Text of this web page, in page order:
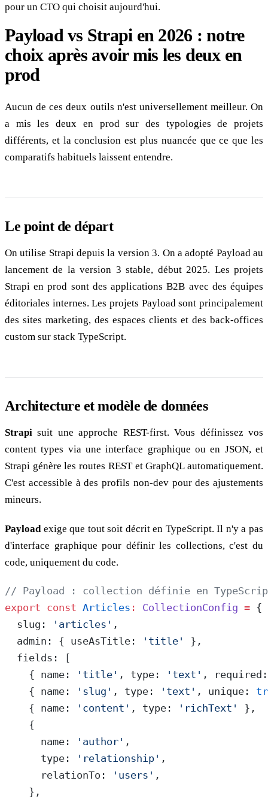
pour un CTO qui choisit aujourd'hui.
Payload vs Strapi en 2026 : notre
choix après avoir mis les deux en
prod
Aucun de ces deux outils n'est universellement meilleur. On
a mis les deux en prod sur des typologies de projets
différents, et la conclusion est plus nuancée que ce que les
comparatifs habituels laissent entendre.
Le point de départ
On utilise Strapi depuis la version 3. On a adopté Payload au
lancement de la version 3 stable, début 2025. Les projets
Strapi en prod sont des applications B2B avec des équipes
éditoriales internes. Les projets Payload sont principalement
des sites marketing, des espaces clients et des back-offices
custom sur stack TypeScript.
Architecture et modèle de données
Strapi suit une approche REST-first. Vous définissez vos
content types via une interface graphique ou en JSON, et
Strapi génère les routes REST et GraphQL automatiquement.
C'est accessible à des profils non-dev pour des ajustements
mineurs.
Payload exige que tout soit décrit en TypeScript. Il n'y a pas
d'interface graphique pour définir les collections, c'est du
code, uniquement du code.
// Payload : collection définie en
export const Articles : CollectionConfig = {
  slug:
'articles' ,
  admin: { useAsTitle:
'title'
},
  fields: [
    { name:
'title' , type: 'text' ,
    { name:
'slug' , type: 'text' , unique:
    { name:
'content' , type: 'richText'
},
    {
      name:
'author' ,
      type:
'relationship' ,
      relationTo:
'users' ,
    },